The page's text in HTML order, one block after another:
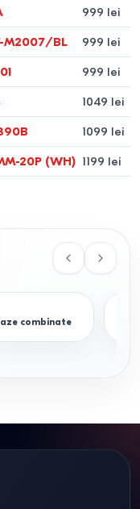
23–25 L pentru
frecvent.
900–1200 W
pentru
tactil/electronic,
populare
Funcții
999 lei
M2007/BL 999 lei
999 lei
1049 lei
1099 lei
20P (WH) 1199 lei
combinate